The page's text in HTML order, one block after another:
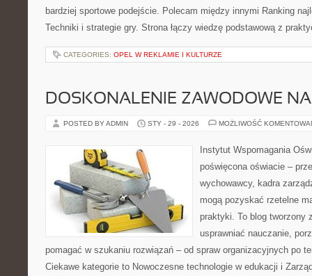
bardziej sportowe podejście. Polecam między innymi Ranking
Techniki i strategie gry. Strona łączy wiedzę podstawową z
CATEGORIES: OPEL W REKLAMIE I KULTURZE
DOSKONALENIE ZAWODOWE
POSTED BY ADMIN STY - 29 - 2026 MOŻLIWOŚĆ
Instytut Wspomagania
poświęcona oświacie –
wychowawcy, kadra
mogą pozyskać rzetelne
praktyki. To blog tworzony
usprawniać nauczanie,
pomagać w szukaniu rozwiązań – od spraw organizacyjnych po
Ciekawe kategorie to Nowoczesne technologie w edukacji i